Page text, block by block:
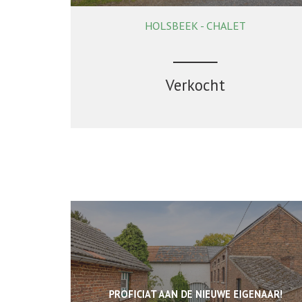
75 m² 1 1
HOLSBEEK - CHALET
Verkocht
PROFICIAT AAN DE NIEUWE EIGENAAR!